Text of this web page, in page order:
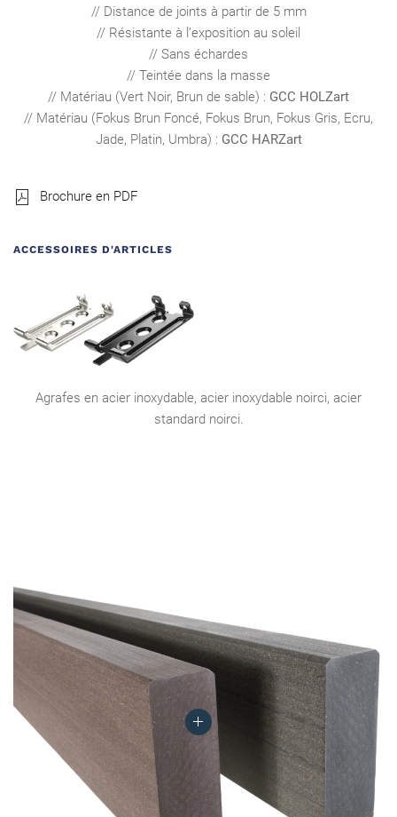
// Distance de joints à partir de 5 mm
// Résistante à l’exposition au soleil
// Sans échardes
// Teintée dans la masse
// Matériau (Vert Noir, Brun de sable) : GCC HOLZart
// Matériau (Fokus Brun Foncé, Fokus Brun, Fokus Gris, Ecru,
Jade, Platin, Umbra) : GCC HARZart
Brochure en PDF
ACCESSOIRES D'ARTICLES
Agrafes en acier inoxydable, acier inoxydable noirci, acier
standard noirci.